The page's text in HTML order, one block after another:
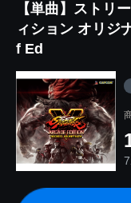
【単曲】ストリ
ィション オリジ
f Ed